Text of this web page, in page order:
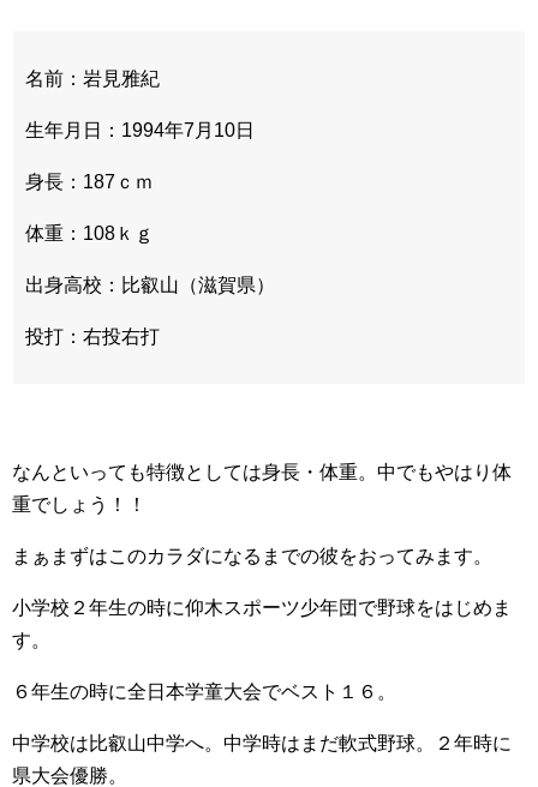
名前：岩見雅紀
生年月日：1994年7月10日
身長：187ｃｍ
体重：108ｋｇ
出身高校：比叡山（滋賀県）
投打：右投右打
なんといっても特徴としては身長・体重。中でもやはり体
重でしょう！！
まぁまずはこのカラダになるまでの彼をおってみます。
小学校２年生の時に仰木スポーツ少年団で野球をはじめま
す。
６年生の時に全日本学童大会でベスト１６。
中学校は比叡山中学へ。中学時はまだ軟式野球。２年時に
県大会優勝。